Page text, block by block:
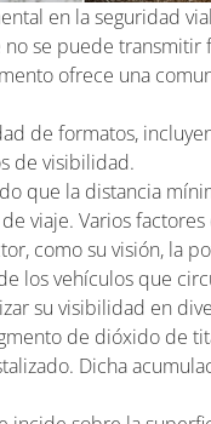
en la seguridad
se puede transmitir
ofrece una
de formatos,
de visibilidad.
que la distancia
viaje. Varios
como su visión, la
los vehículos que
su visibilidad en
de dióxido de
Dicha